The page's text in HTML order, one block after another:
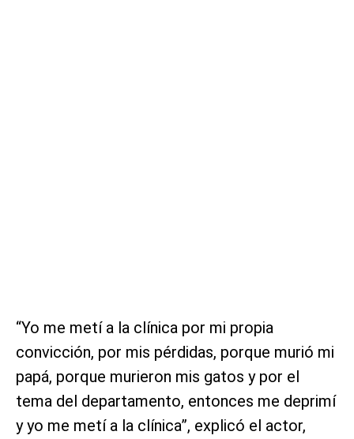
“Yo me metí a la clínica por mi propia
convicción, por mis pérdidas, porque murió mi
papá, porque murieron mis gatos y por el
tema del departamento, entonces me deprimí
y yo me metí a la clínica”, explicó el actor,